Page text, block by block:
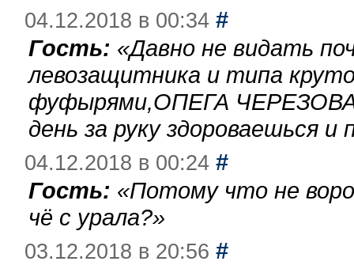
04.12.2018 в 00:34 #
Гость: «Давно не видать
левозащитника и типа
фуфырями,ОПЕГА
день за руку здороваешься
04.12.2018 в 00:24 #
Гость: «Потому что не
чё с урала?»
03.12.2018 в 20:56 #